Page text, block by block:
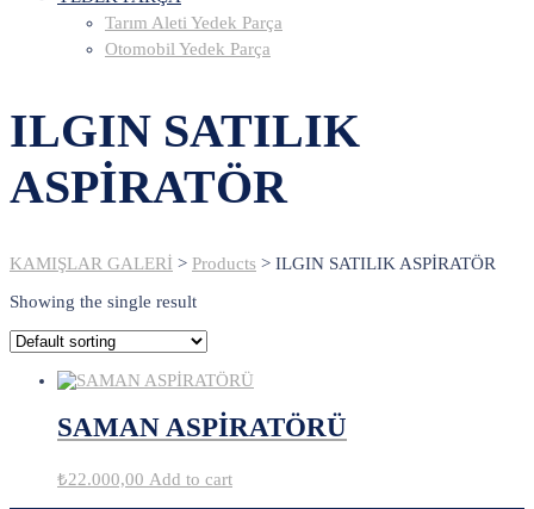
Tarım Aleti Yedek Parça
Otomobil Yedek Parça
ILGIN SATILIK
ASPİRATÖR
KAMIŞLAR GALERİ > Products > ILGIN SATILIK ASPİRATÖR
Showing the single result
SAMAN ASPİRATÖRÜ
₺22.000,00 Add to cart